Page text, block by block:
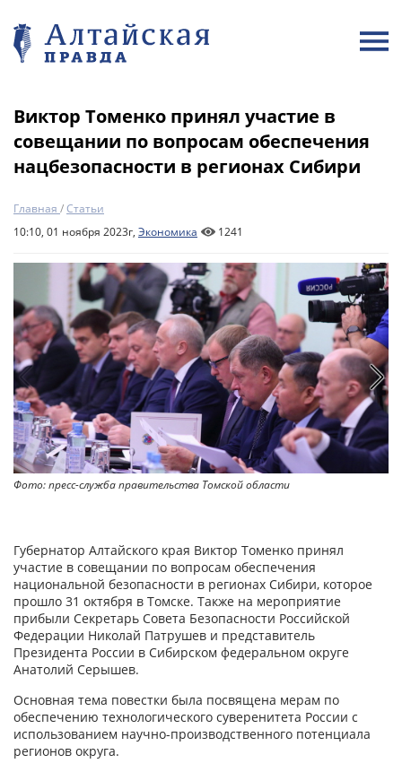
Виктор Томенко принял участие в
совещании по вопросам обеспечения
нацбезопасности в регионах Сибири
Главная /Статьи
10:10, 01 ноября 2023г, Экономика 1241
Фото: пресс-служба правительства Томской области
Губернатор Алтайского края Виктор Томенко принял
участие в совещании по вопросам обеспечения
национальной безопасности в регионах Сибири, которое
прошло 31 октября в Томске. Также на мероприятие
прибыли Секретарь Совета Безопасности Российской
Федерации Николай Патрушев и представитель
Президента России в Сибирском федеральном округе
Анатолий Серышев.
Основная тема повестки была посвящена мерам по
обеспечению технологического суверенитета России с
использованием научно-производственного потенциала
регионов округа.